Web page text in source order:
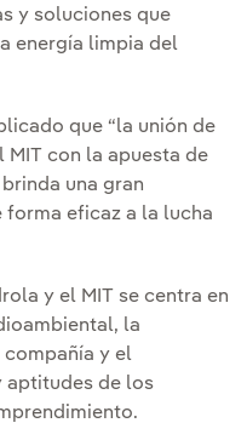
y soluciones que
energía limpia del
que “la unión de
con la apuesta de
una gran
eficaz a la lucha
y el MIT se centra en
la
y el
aptitudes de los